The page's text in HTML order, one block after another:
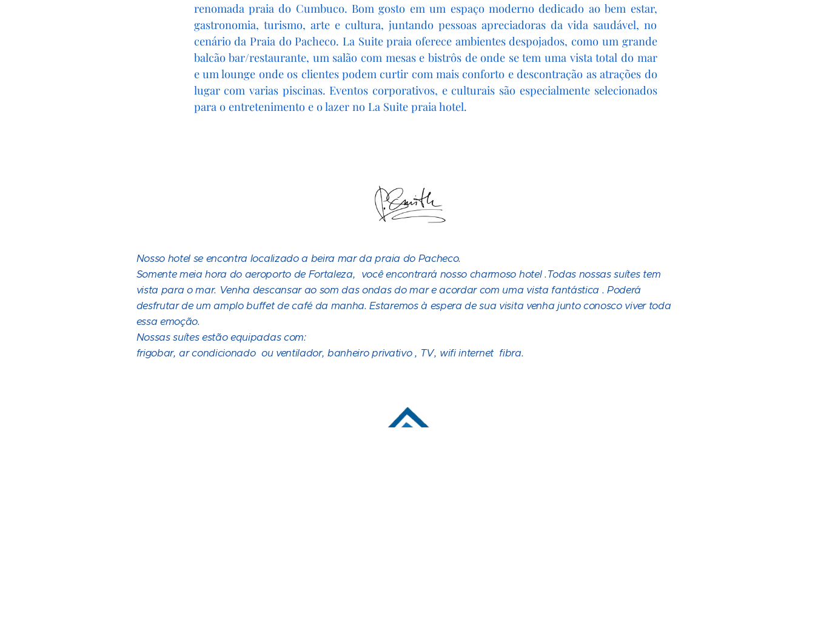
renomada praia do Cumbuco. Bom gosto em um espaço moderno dedicado ao bem estar,
gastronomia, turismo, arte e cultura, juntando pessoas apreciadoras da vida saudável, no
cenário da Praia do Pacheco. La Suite praia oferece ambientes despojados, como um grande
balcão bar/restaurante, um salão com mesas e bistrôs de onde se tem uma vista total do mar
e um lounge onde os clientes podem curtir com mais conforto e descontração as atrações do
lugar com varias piscinas. Eventos corporativos, e culturais são especialmente selecionados
para o entretenimento e o lazer no La Suite praia hotel.
Nosso hotel se encontra localizado a beira mar da praia do Pacheco.
Somente meia hora do aeroporto de Fortaleza, você encontrará nosso charmoso hotel .Todas nossas suítes tem
vista para o mar. Venha descansar ao som das ondas do mar e acordar com uma vista fantástica . Poderá
desfrutar de um amplo buffet de café da manha. Estaremos à espera de sua visita venha junto conosco viver toda
essa emoção.
Nossas suítes estão equipadas com:
frigobar, ar condicionado ou ventilador, banheiro privativo , TV, wifi internet fibra.